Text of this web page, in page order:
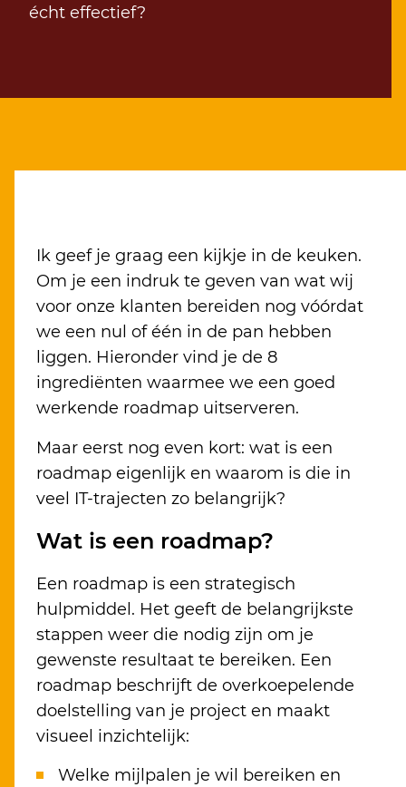
écht effectief?
Ik geef je graag een kijkje in de keuken.
Om je een indruk te geven van wat wij
voor onze klanten bereiden nog vóórdat
we een nul of één in de pan hebben
liggen. Hieronder vind je de 8
ingrediënten waarmee we een goed
werkende roadmap uitserveren.
Maar eerst nog even kort: wat is een
roadmap eigenlijk en waarom is die in
veel IT-trajecten zo belangrijk?
Wat is een roadmap?
Een roadmap is een strategisch
hulpmiddel. Het geeft de belangrijkste
stappen weer die nodig zijn om je
gewenste resultaat te bereiken. Een
roadmap beschrijft de overkoepelende
doelstelling van je project en maakt
visueel inzichtelijk:
Welke mijlpalen je wil bereiken en